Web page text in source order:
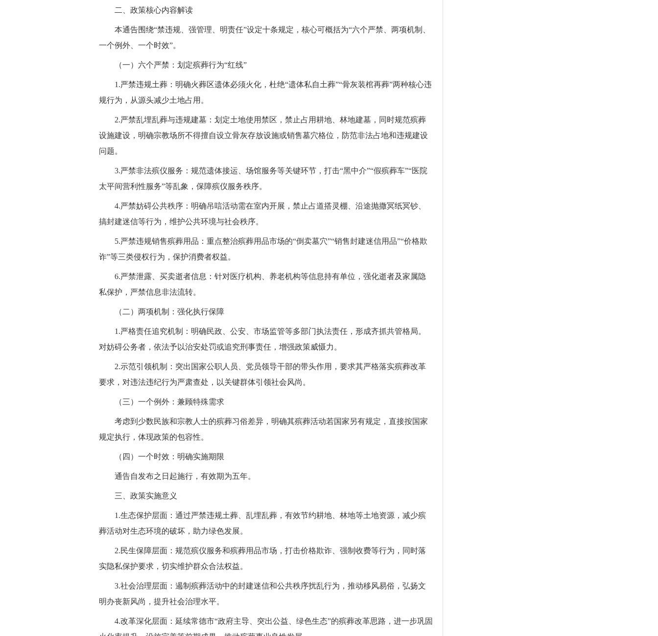
二、政策核心内容解读
本通告围绕“禁违规、强管理、明责任”设定十条规定，核心可概括为“六个严禁、两项机制、
一个例外、一个时效”。
（一）六个严禁：划定殡葬行为“红线”
1.严禁违规土葬：明确火葬区遗体必须火化，杜绝“遗体私自土葬”“骨灰装棺再葬”两种核心违
规行为，从源头减少土地占用。
2.严禁乱埋乱葬与违规建墓：划定土地使用禁区，禁止占用耕地、林地建墓，同时规范殡葬
设施建设，明确宗教场所不得擅自设立骨灰存放设施或销售墓穴格位，防范非法占地和违规建设
问题。
3.严禁非法殡仪服务：规范遗体接运、场馆服务等关键环节，打击“黑中介”“假殡葬车”“医院
太平间营利性服务”等乱象，保障殡仪服务秩序。
4.严禁妨碍公共秩序：明确吊唁活动需在室内开展，禁止占道搭灵棚、沿途抛撒冥纸冥钞、
搞封建迷信等行为，维护公共环境与社会秩序。
5.严禁违规销售殡葬用品：重点整治殡葬用品市场的“倒卖墓穴”“销售封建迷信用品”“价格欺
诈”等三类侵权行为，保护消费者权益。
6.严禁泄露、买卖逝者信息：针对医疗机构、养老机构等信息持有单位，强化逝者及家属隐
私保护，严禁信息非法流转。
（二）两项机制：强化执行保障
1.严格责任追究机制：明确民政、公安、市场监管等多部门执法责任，形成齐抓共管格局。
对妨碍公务者，依法予以治安处罚或追究刑事责任，增强政策威慑力。
2.示范引领机制：突出国家公职人员、党员领导干部的带头作用，要求其严格落实殡葬改革
要求，对违法违纪行为严肃查处，以关键群体引领社会风尚。
（三）一个例外：兼顾特殊需求
考虑到少数民族和宗教人士的殡葬习俗差异，明确其殡葬活动若国家另有规定，直接按国家
规定执行，体现政策的包容性。
（四）一个时效：明确实施期限
通告自发布之日起施行，有效期为五年。
三、政策实施意义
1.生态保护层面：通过严禁违规土葬、乱埋乱葬，有效节约耕地、林地等土地资源，减少殡
葬活动对生态环境的破坏，助力绿色发展。
2.民生保障层面：规范殡仪服务和殡葬用品市场，打击价格欺诈、强制收费等行为，同时落
实隐私保护要求，切实维护群众合法权益。
3.社会治理层面：遏制殡葬活动中的封建迷信和公共秩序扰乱行为，推动移风易俗，弘扬文
明办丧新风尚，提升社会治理水平。
4.改革深化层面：延续常德市“政府主导、突出公益、绿色生态”的殡葬改革思路，进一步巩固